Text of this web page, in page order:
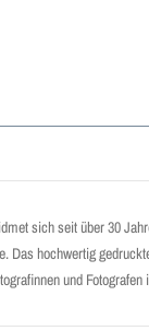
sich seit über 30
Das hochwertig
und Fotografen